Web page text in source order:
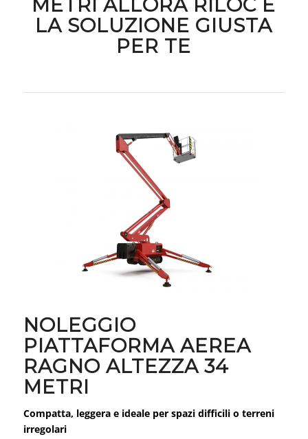
METRI ALLORA RILÒC È
LA SOLUZIONE GIUSTA
PER TE
NOLEGGIO
PIATTAFORMA AEREA
RAGNO ALTEZZA 34
METRI
Compatta, leggera e ideale per spazi difficili o terreni
irregolari